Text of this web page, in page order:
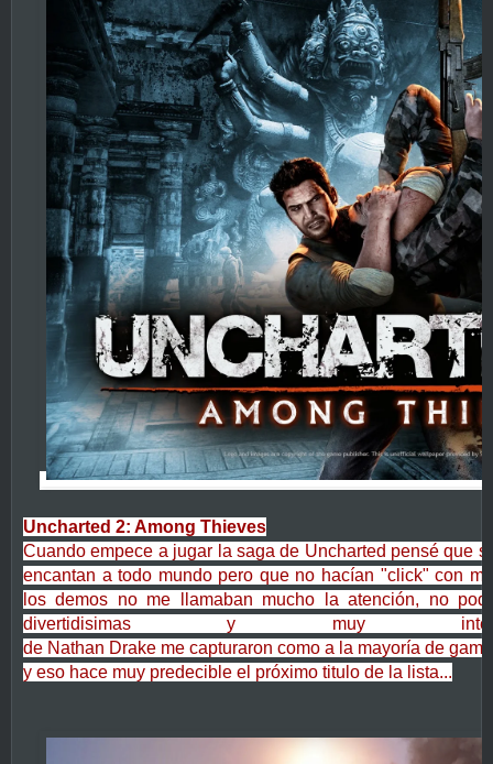
Uncharted 2: Among Thieves
Cuando empece a jugar la saga de Uncharted pensé que
encantan a todo mundo pero que no hacían "click" con
los demos no me llamaban mucho la atención, no
divertidisimas y muy
de Nathan Drake me capturaron como a la mayoría de
y eso hace muy predecible el próximo titulo de la lista...